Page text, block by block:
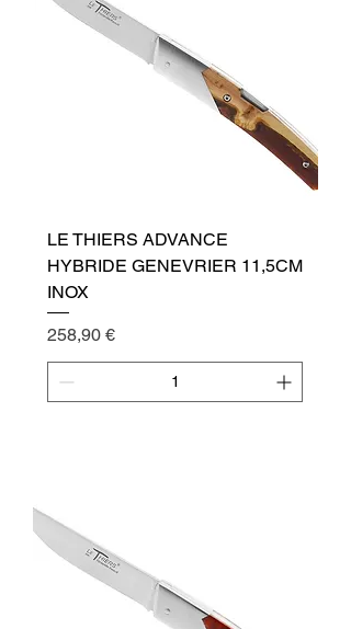
LE THIERS ADVANCE
HYBRIDE GENEVRIER 11,5CM
INOX
Cena
258,90 €